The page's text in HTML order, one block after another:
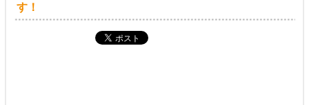
す！